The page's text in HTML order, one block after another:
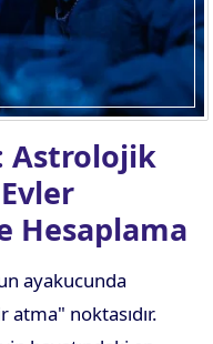
Astrolojik
Hesaplama
ayakucunda
noktasıdır.